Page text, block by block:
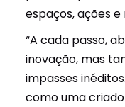
espaços, ações
“A cada passo,
inovação, mas
impasses
como uma